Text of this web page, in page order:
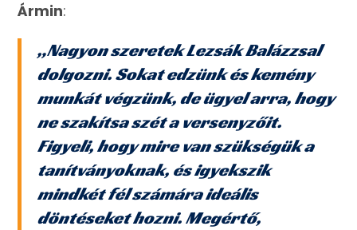
Ármin:
„Nagyon szeretek Lezsák Balázzsal
dolgozni. Sokat edzünk és kemény
munkát végzünk, de ügyel arra, hogy
ne szakítsa szét a versenyzőit.
Figyeli, hogy mire van szükségük a
tanítványoknak, és igyekszik
mindkét fél számára ideális
döntéseket hozni. Megértő,